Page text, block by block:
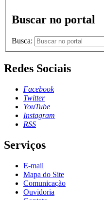
Buscar no portal
Busca:
Redes Sociais
Facebook
Twitter
YouTube
Instagram
RSS
Serviços
E-mail
Mapa do Site
Comunicação
Ouvidoria